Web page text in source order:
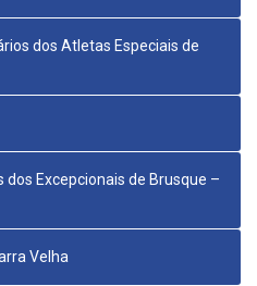
dos Atletas Especiais de
Excepcionais de Brusque –
Velha